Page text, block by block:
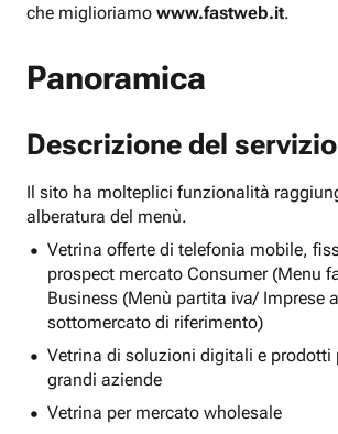
che miglioriamo www.fastweb.it.
Panoramica
Descrizione del servizio
Il sito ha molteplici funzionalità
alberatura del menù.
Vetrina offerte di telefonia mobile,
prospect mercato Consumer (Menu
Business (Menù partita iva/ Imprese
sottomercato di riferimento)
Vetrina di soluzioni digitali e prodotti
grandi aziende
Vetrina per mercato wholesale